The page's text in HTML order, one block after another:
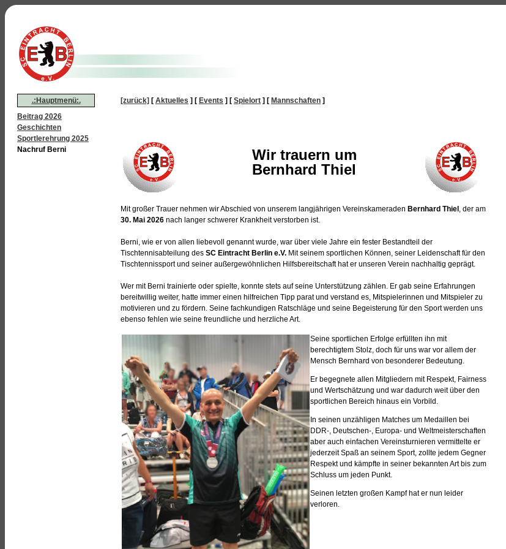
.:Hauptmenü:. [zurück] [ Aktuelles ] [ Events ] [ Spielort ] [ Mannschaften ]
Beitrag 2026
Geschichten
Sportlerehrung 2025
Nachruf Berni
Wir trauern um
Bernhard Thiel
Mit großer Trauer nehmen wir Abschied von unserem langjährigen Vereinskameraden Bernhard Thiel , der am
30. Mai 2026 nach langer schwerer Krankheit verstorben ist.
Berni, wie er von allen liebevoll genannt wurde, war über viele Jahre ein fester Bestandteil der
Tischtennisabteilung des SC Eintracht Berlin e.V. Mit seinem sportlichen Können, seiner Leidenschaft für den
Tischtennissport und seiner außergewöhnlichen Hilfsbereitschaft hat er unseren Verein nachhaltig geprägt.
Wer mit Berni trainierte oder spielte, konnte stets auf seine Unterstützung zählen. Er gab seine Erfahrungen
bereitwillig weiter, hatte immer einen hilfreichen Tipp parat und verstand es, Mitspielerinnen und Mitspieler zu
motivieren und zu fördern. Seine fachkundigen Ratschläge und seine Begeisterung für den Sport werden uns
ebenso fehlen wie seine freundliche und herzliche Art.
Seine sportlichen Erfolge erfüllten ihn mit
berechtigtem Stolz, doch für uns war vor allem der
Mensch Bernhard von besonderer Bedeutung.
Er begegnete allen Mitgliedern mit Respekt, Fairness
und Wertschätzung und war dadurch weit über den
sportlichen Bereich hinaus ein Vorbild.
In seinen unzähligen Matches um Medaillen bei
DDR-, Deutschen-, Europa- und Weltmeisterschaften
aber auch einfachen Vereinsturnieren vermittelte er
jederzeit Spaß an seinem Sport, zollte jedem Gegner
Respekt und kämpfte in seiner bekannten Art bis zum
Schluss um jeden Punkt.
Seinen letzten großen Kampf hat er nun leider
verloren.